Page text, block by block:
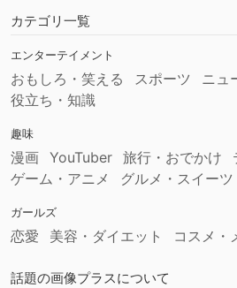
カテゴリ一覧
エンターテイメント
おもしろ・笑える スポーツ ニュ
役立ち・知識
趣味
漫画 YouTuber 旅行・おでかけ
ゲーム・アニメ
グルメ・スイーツ
ガールズ
恋愛 美容・ダイエット コスメ・
話題の画像プラスについて